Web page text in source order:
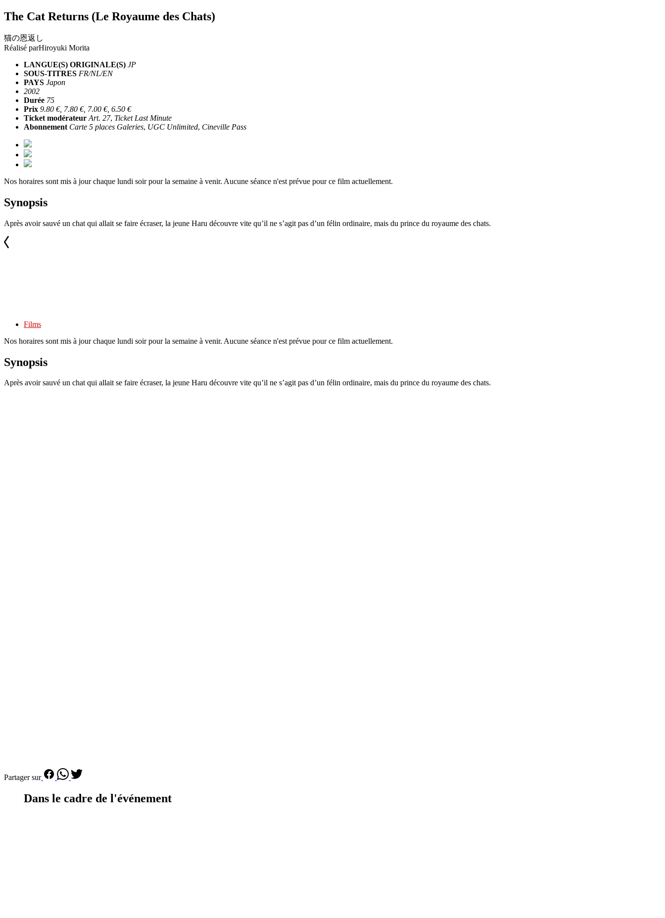
The Cat Returns (Le Royaume des Chats)
猫の恩返し
Réalisé parHiroyuki Morita
LANGUE(S) ORIGINALE(S) JP
SOUS-TITRES FR/NL/EN
PAYS Japon
2002
Durée 75
Prix 9.80 €, 7.80 €, 7.00 €, 6.50 €
Ticket modérateur Art. 27, Ticket Last Minute
Abonnement Carte 5 places Galeries, UGC Unlimited, Cineville Pass
Nos horaires sont mis à jour chaque lundi soir pour la semaine à venir. Aucune séance n'est prévue pour ce film actuellement.
Synopsis
Après avoir sauvé un chat qui allait se faire écraser, la jeune Haru découvre vite qu’il ne s’agit pas d’un félin ordinaire, mais du prince du royaume des chats.
Films
Nos horaires sont mis à jour chaque lundi soir pour la semaine à venir. Aucune séance n'est prévue pour ce film actuellement.
Synopsis
Après avoir sauvé un chat qui allait se faire écraser, la jeune Haru découvre vite qu’il ne s’agit pas d’un félin ordinaire, mais du prince du royaume des chats.
Partager sur
Dans le cadre de l'événement